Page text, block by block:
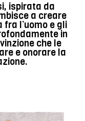
ispirata da
a creare
l’uomo e gli
in
che le
e onorare la